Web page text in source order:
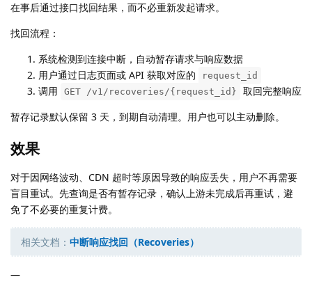
在事后通过接口找回结果，而不必重新发起请求。
找回流程：
系统检测到连接中断，自动暂存请求与响应数据
用户通过日志页面或 API 获取对应的
request_id
调用 GET /v1/recoveries/{request_id}
取回完整响应
暂存记录默认保留 3 天，到期自动清理。用户也可以主动删除。
效果
对于因网络波动、CDN 超时等原因导致的响应丢失，用户不再需要
盲目重试。先查询是否有暂存记录，确认上游未完成后再重试，避
免了不必要的重复计费。
相关文档： 中断响应找回（Recoveries）
—